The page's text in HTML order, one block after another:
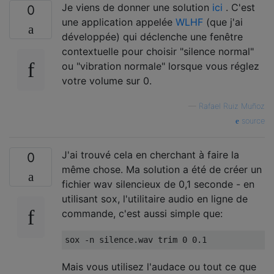
0 Je viens de donner une solution ici . C'est
une application appelée WLHF (que j'ai
développée) qui déclenche une fenêtre
contextuelle pour choisir "silence normal"
ou "vibration normale" lorsque vous réglez
votre volume sur 0.
Rafael Ruiz Muñoz
source
0
J'ai trouvé cela en cherchant à faire la
même chose. Ma solution a été de créer un
fichier wav silencieux de 0,1 seconde - en
utilisant sox, l'utilitaire audio en ligne de
commande, c'est aussi simple que:
Mais vous utilisez l'audace ou tout ce que